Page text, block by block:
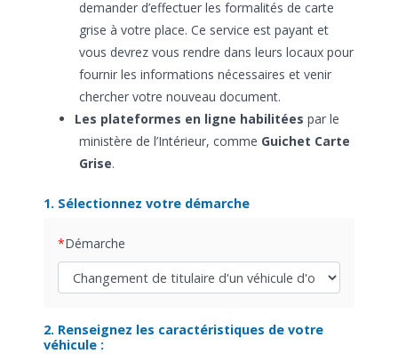
demander d’effectuer les formalités de carte
grise à votre place. Ce service est payant et
vous devrez vous rendre dans leurs locaux pour
fournir les informations nécessaires et venir
chercher votre nouveau document.
Les plateformes en ligne habilitées par le
ministère de l’Intérieur, comme Guichet Carte
Grise.
1. Sélectionnez votre démarche
Démarche
2. Renseignez les caractéristiques de votre
véhicule :